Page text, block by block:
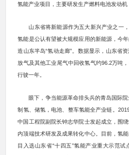
氢能产业项目，主要研发生产燃料电池发动机
山东省将新能源作为五大新兴产业之一
氢能是公认有望被大规模应用的新能源，今
造山东半岛“氢动走廊”。数据显示，山东省
放气及其他工业尾气中回收氢气约96.2万吨
行驶一年。
眼下，争当能源革命排头兵的青岛国际
制氢、储氢，电池、整车氢能全产业链。
中国工程院副院长钟志华院士发起成立，围
内顶端技术研发及成果转化中心。目前，氢
目入选山东省“十四五”氢能产业重大示范